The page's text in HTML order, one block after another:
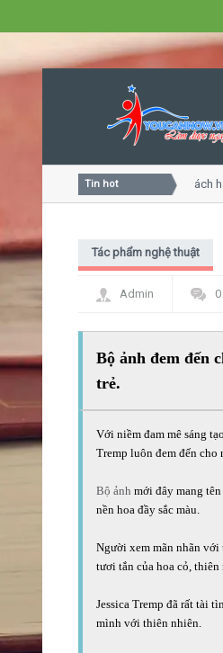
Tin hot
Khóa học Tư duy dịch vụ khách
Tác phẩm nghệ thuật
Admin 0
Bộ ảnh đem đến
trẻ.
Với niềm đam mê sáng tạo
Tremp luôn đem đến cho
Bộ ảnh mới đây mang
nền hoa đầy sắc màu.
Người xem mãn nhãn
tươi tắn của hoa cỏ, thiên
Jessica Tremp đã rất tài
mình với thiên nhiên.